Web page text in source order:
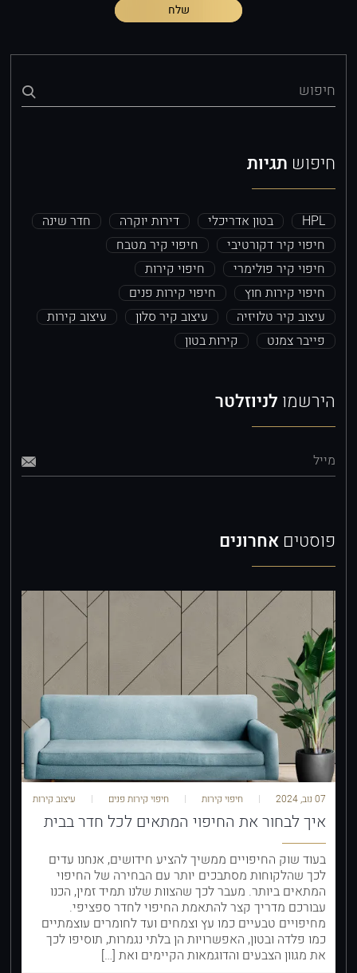
שלח
חיפוש
חיפוש תגיות
HPL בטון אדריכלי דירות יוקרה
חדר שינה
חיפוי קיר דקורטיבי
חיפוי קיר מטבח
חיפוי קיר פולימרי
חיפוי קירות
חיפוי קירות חוץ
חיפוי קירות פנים
עיצוב קיר טלויזיה
עיצוב קיר סלון
עיצוב קירות
פייבר צמנט
קירות בטון
הירשמו לניוזלטר
מייל
פוסטיםאחרונים
07 נוב, 2024 חיפוי קירות חיפוי קירות פנים עיצוב קירות
איך לבחור את החיפוי המתאים לכל חדר בבית
בעוד שוק החיפויים ממשיך להציע חידושים, אנחנו עדים
לכך שהלקוחות מסתבכים יותר עם הבחירה של החיפוי
המתאים ביותר. מעבר לכך שהצוות שלנו תמיד זמין, הכנו
עבורכם מדריך קצר להתאמת החיפוי לחדר ספציפי.
מחיפויים טבעיים כמו עץ וצמחים ועד לחומרים עוצמתיים
כמו פלדה ובטון, האפשרויות הן בלתי נגמרות, תוסיפו לכך
את מגוון הצבעים והדוגמאות הקיימים ואת […]